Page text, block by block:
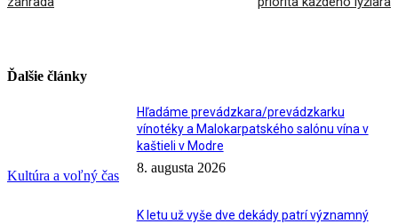
Ďalšie články
Kultúra a voľný čas
Hľadáme prevádzkara/prevádzkarku
vínotéky a Malokarpatského salónu vína v
kaštieli v Modre
8. augusta 2026
K letu už vyše dve dekády patrí významný